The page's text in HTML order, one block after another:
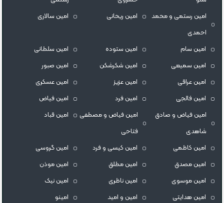
امین رستمی و محمد
احمدی
امین ریحانی امین سالاری
امین سام امین ستوده
امین سلطانی
امین سمیعی
امین شکرشکن
امین صبور
امین عراقی
امین عزیز
امین عسکری
امین فالجی
امین فرد
امین فیاض
امین فیاض و صادق
شاهدی
امین فیاض و مصطفی
فتاحی
امین قباد
امین کاظمی امین کیسی و فرد
امین گروسی
امین مصدق
امین مطلق
امین موذن
امین موسوی
امین ناظری
امین نیک
امین هدایتی
امین و امید
امینو